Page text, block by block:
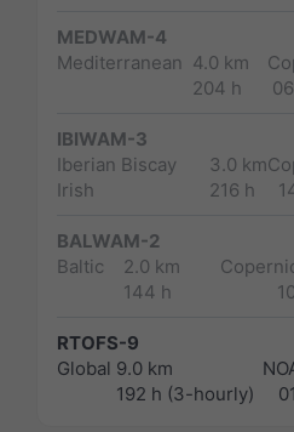
MEDWAM-4
Mediterranean 4.0 km
204 h
IBIWAM-3
Iberian Biscay
Irish
3.0 km
216 h
BALWAM-2
Baltic
2.0 km
144 h
RTOFS-9
Global 9.0 km
192 h (3-hourly)